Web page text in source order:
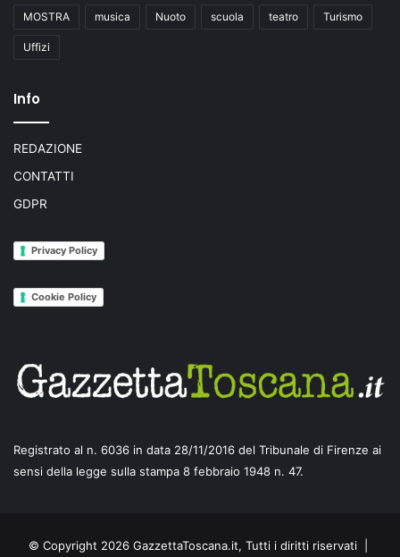
MOSTRA musica Nuoto scuola teatro Turismo
Uffizi
Info
REDAZIONE
CONTATTI
GDPR
Privacy Policy
Cookie Policy
Registrato al n. 6036 in data 28/11/2016 del Tribunale di Firenze ai
sensi della legge sulla stampa 8 febbraio 1948 n. 47.
© Copyright 2026 GazzettaToscana.it, Tutti i diritti riservati |